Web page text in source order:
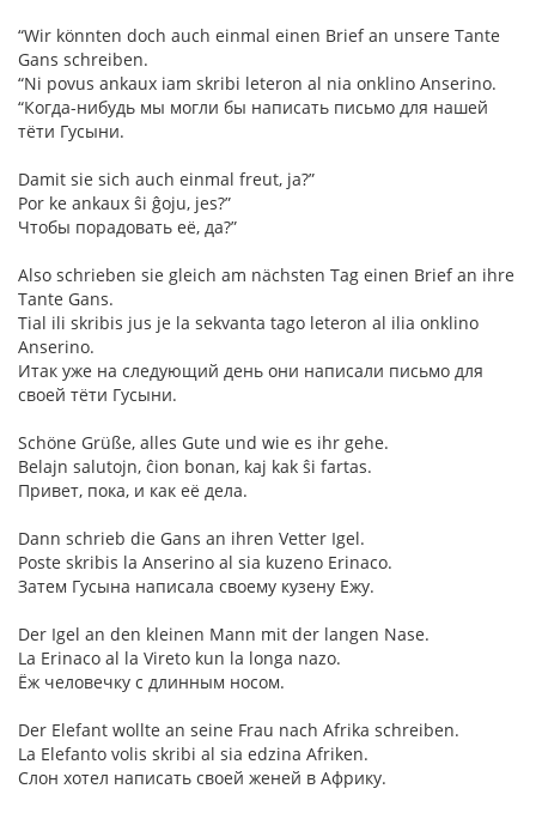
“Wir könnten doch auch einmal einen Brief an unsere Tante
Gans schreiben.
“Ni povus ankaux iam skribi leteron al nia onklino Anserino.
“Когда-нибудь мы могли бы написать письмо для нашей
тёти Гусыни.
Damit sie sich auch einmal freut, ja?”
Por ke ankaux ŝi ĝoju, jes?”
Чтобы порадовать её, да?”
Also schrieben sie gleich am nächsten Tag einen Brief an ihre
Tante Gans.
Tial ili skribis jus je la sekvanta tago leteron al ilia onklino
Anserino.
Итак уже на следующий день они написали письмо для
своей тёти Гусыни.
Schöne Grüße, alles Gute und wie es ihr gehe.
Belajn salutojn, ĉion bonan, kaj kak ŝi fartas.
Привет, пока, и как её дела.
Dann schrieb die Gans an ihren Vetter Igel.
Poste skribis la Anserino al sia kuzeno Erinaco.
Затем Гусына написала своему кузену Ежу.
Der Igel an den kleinen Mann mit der langen Nase.
La Erinaco al la Vireto kun la longa nazo.
Ёж человечку с длинным носом.
Der Elefant wollte an seine Frau nach Afrika schreiben.
La Elefanto volis skribi al sia edzina Afriken.
Слон хотел написать своей женей в Африку.